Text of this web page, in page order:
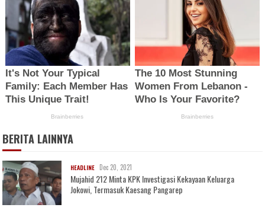
BERITA LAINNYA
HEADLINE Dec 20, 2021
Mujahid 212 Minta KPK Investigasi Kekayaan Keluarga
Jokowi, Termasuk Kaesang Pangarep